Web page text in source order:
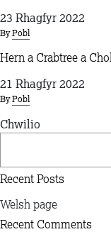
23 Rhagfyr 2022
ByPobl
Hern a Crabtree a
21 Rhagfyr 2022
ByPobl
Chwilio
Recent Posts
Welsh page
Recent Comments